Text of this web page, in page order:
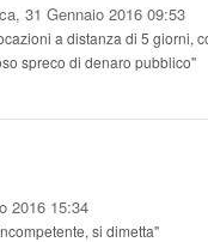
31 Gennaio 2016 09:53
a distanza di 5 giorni,
spreco di denaro pubblico"
2016 15:34
si dimetta"